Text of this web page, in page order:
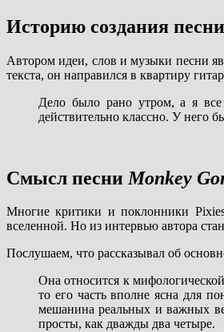
Историю создания песни
Автором идеи, слов и музыки песни
текста, он направился в квартиру
Дело было рано утром, а я
действительно классно. У него
Смысл песни Monkey
Многие критики и поклонники
вселенной. Но из интервью автора
Послушаем, что рассказывал об
Она относится к
то его часть вполне ясна для
мешанина реальных и важных
просты, как дважды два четыре.